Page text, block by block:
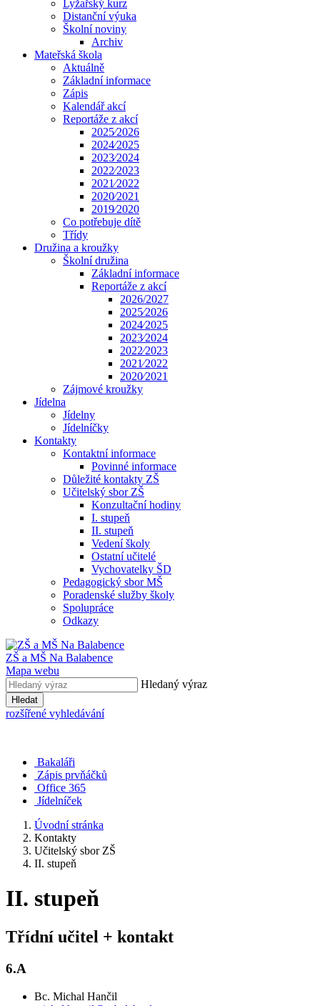
Lyžařský kurz
Distanční výuka
Školní noviny
Archiv
Mateřská škola
Aktuálně
Základní informace
Zápis
Kalendář akcí
Reportáže z akcí
2025⁄2026
2024⁄2025
2023⁄2024
2022⁄2023
2021⁄2022
2020⁄2021
2019⁄2020
Co potřebuje dítě
Třídy
Družina a kroužky
Školní družina
Základní informace
Reportáže z akcí
2026/2027
2025⁄2026
2024⁄2025
2023⁄2024
2022⁄2023
2021⁄2022
2020⁄2021
Zájmové kroužky
Jídelna
Jídelny
Jídelníčky
Kontakty
Kontaktní informace
Povinné informace
Důležité kontakty ZŠ
Učitelský sbor ZŠ
Konzultační hodiny
I. stupeň
II. stupeň
Vedení školy
Ostatní učitelé
Vychovatelky ŠD
Pedagogický sbor MŠ
Poradenské služby školy
Spolupráce
Odkazy
ZŠ a MŠ Na Balabence
Mapa webu
Hledaný výraz
Hledat
rozšířené vyhledávání
Bakaláři
Zápis prvňáčků
Office 365
Jídelníček
Úvodní stránka
Kontakty
Učitelský sbor ZŠ
II. stupeň
II. stupeň
Třídní učitel + kontakt
6.A
Bc. Michal Hančil